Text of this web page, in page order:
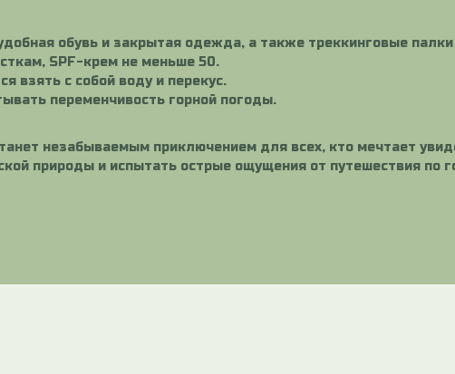
обувь и закрытая одежда, а также треккинговые
SPF-крем не меньше 50.
взять с собой воду и перекус.
переменчивость горной погоды.
незабываемым приключением для всех, кто мечтает
природы и испытать острые ощущения от путешествия по